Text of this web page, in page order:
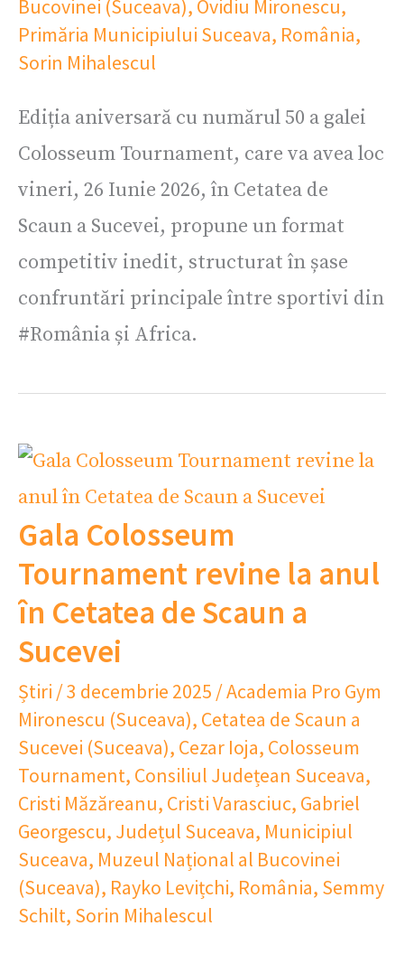
Bucovinei (Suceava), Ovidiu Mironescu,
Primăria Municipiului Suceava, România,
Sorin Mihalescul
Ediția aniversară cu numărul 50 a galei
Colosseum Tournament, care va avea loc
vineri, 26 Iunie 2026, în Cetatea de
Scaun a Sucevei, propune un format
competitiv inedit, structurat în șase
confruntări principale între sportivi din
#România și Africa.
Gala Colosseum
Tournament revine la anul
în Cetatea de Scaun a
Sucevei
Știri /3 decembrie 2025 /Academia Pro Gym
Mironescu (Suceava), Cetatea de Scaun a
Sucevei (Suceava), Cezar Ioja, Colosseum
Tournament, Consiliul Județean Suceava,
Cristi Măzăreanu, Cristi Varasciuc, Gabriel
Georgescu, Județul Suceava, Municipiul
Suceava, Muzeul Național al Bucovinei
(Suceava), Rayko Levițchi, România, Semmy
Schilt, Sorin Mihalescul